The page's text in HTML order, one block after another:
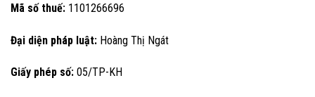
Mã số thuế: 1101266696
Đại diện pháp luật: Hoàng Thị Ngát
Giấy phép số: 05/TP-KH